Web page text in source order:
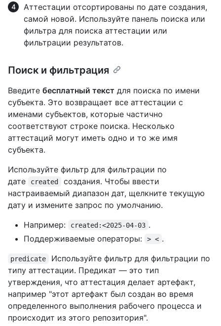
Аттестации отсортированы по дате создания,
самой новой. Используйте панель поиска или
фильтра для поиска аттестации или
фильтрации результатов.
Поиск и фильтрация
Введите бесплатный текст для поиска по имени
субъекта. Это возвращает все аттестации с
именами субъектов, которые частично
соответствуют строке поиска. Несколько
аттестаций могут иметь одно и то же имя
субъекта.
Используйте фильтр для фильтрации по
дате
created
создания. Чтобы ввести
настраиваемый диапазон дат, щелкните текущую
дату и измените запрос по умолчанию.
Например:
created:<2025-04-03 .
Поддерживаемые операторы:
> < .
predicate
Используйте фильтр для фильтрации по
типу аттестации. Предикат — это тип
утверждения, что аттестация делает артефакт,
например "этот артефакт был создан во время
определенного выполнения рабочего процесса и
происходит из этого репозитория".